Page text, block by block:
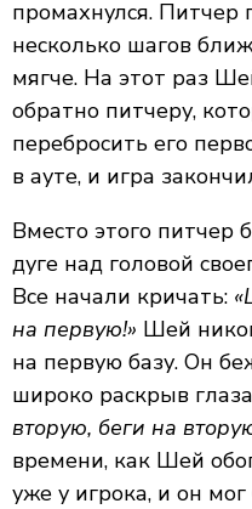
промахнулся.
несколько шагов
мягче. На этот раз
обратно питчеру,
перебросить его
в ауте, и игра
Вместо этого питчер
дуге над головой
Все начали кричать:
на первую!» Шей
на первую базу. Он
широко раскрыв
вторую, беги на
времени, как Шей
уже у игрока, и он